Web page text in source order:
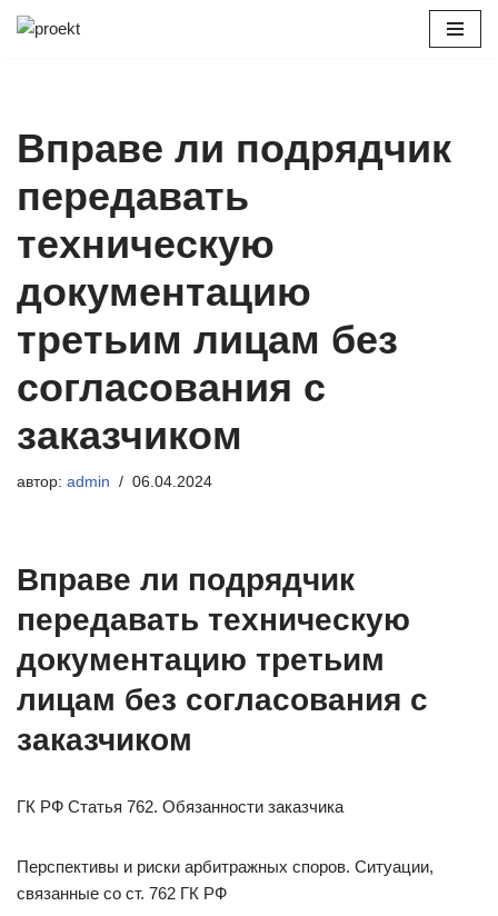
Вправе ли подрядчик
передавать
техническую
документацию
третьим лицам без
согласования с
заказчиком
автор: admin 06.04.2024
Вправе ли подрядчик
передавать техническую
документацию третьим
лицам без согласования с
заказчиком
ГК РФ Статья 762. Обязанности заказчика
Перспективы и риски арбитражных споров. Ситуации,
связанные со ст. 762 ГК РФ